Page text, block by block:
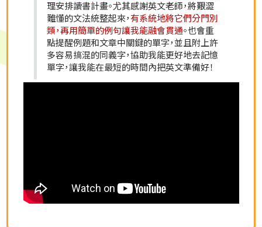
堂課會講解聽力及閱讀題型，再來則是分成聽
力及閱讀各大題並詳細說明解題的關鍵。課程
中以主題帶單字，並透過模擬試題實戰演練，
藉由不同的模擬練習卷在課堂中測試，課堂中
老師也補充易混淆相近詞彙的分辨以及文法，
釐清自己對文法的觀念。